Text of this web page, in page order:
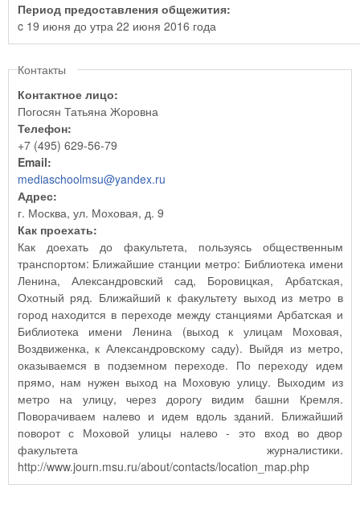
Период предоставления общежития:
c 19 июня до утра 22 июня 2016 года
Контакты
Контактное лицо:
Погосян Татьяна Жоровна
Телефон:
+7 (495) 629-56-79
Email:
mediaschoolmsu@yandex.ru
Адрес:
г. Москва, ул. Моховая, д. 9
Как проехать:
Как доехать до факультета, пользуясь общественным
транспортом: Ближайшие станции метро: Библиотека имени
Ленина, Александровский сад, Боровицкая, Арбатская,
Охотный ряд. Ближайший к факультету выход из метро в
город находится в переходе между станциями Арбатская и
Библиотека имени Ленина (выход к улицам Моховая,
Воздвиженка, к Александровскому саду). Выйдя из метро,
оказываемся в подземном переходе. По переходу идем
прямо, нам нужен выход на Моховую улицу. Выходим из
метро на улицу, через дорогу видим башни Кремля.
Поворачиваем налево и идем вдоль зданий. Ближайший
поворот с Моховой улицы налево - это вход во двор
факультета журналистики.
http://www.journ.msu.ru/about/contacts/location_map.php